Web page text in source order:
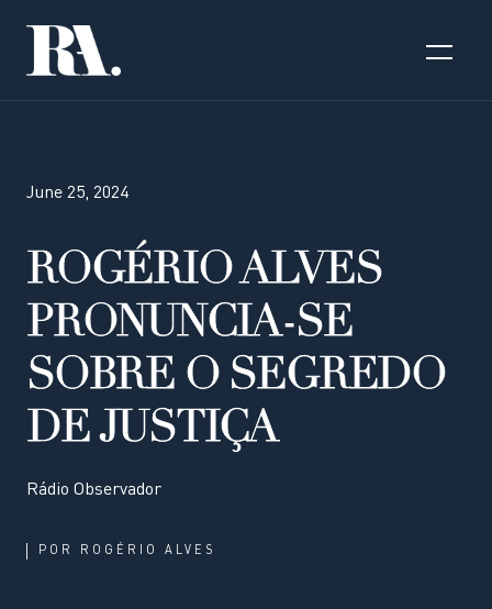
June 25, 2024
ROGÉRIO ALVES
PRONUNCIA-SE
SOBRE O SEGREDO
DE JUSTIÇA
Rádio Observador
POR ROGÉRIO ALVES